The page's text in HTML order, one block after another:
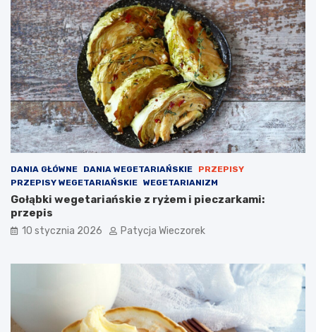
DANIA GŁÓWNE DANIA WEGETARIAŃSKIE
PRZEPISY
PRZEPISY WEGETARIAŃSKIE WEGETARIANIZM
Gołąbki wegetariańskie z ryżem i pieczarkami:
przepis
10 stycznia 2026 Patycja Wieczorek